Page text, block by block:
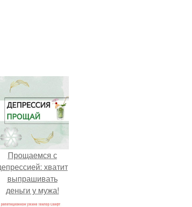
Прощаемся с
хватит
выпрашивать
деньги у мужа!